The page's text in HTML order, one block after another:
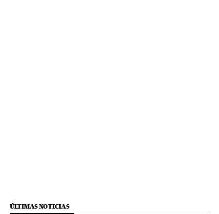
ÚLTIMAS NOTICIAS